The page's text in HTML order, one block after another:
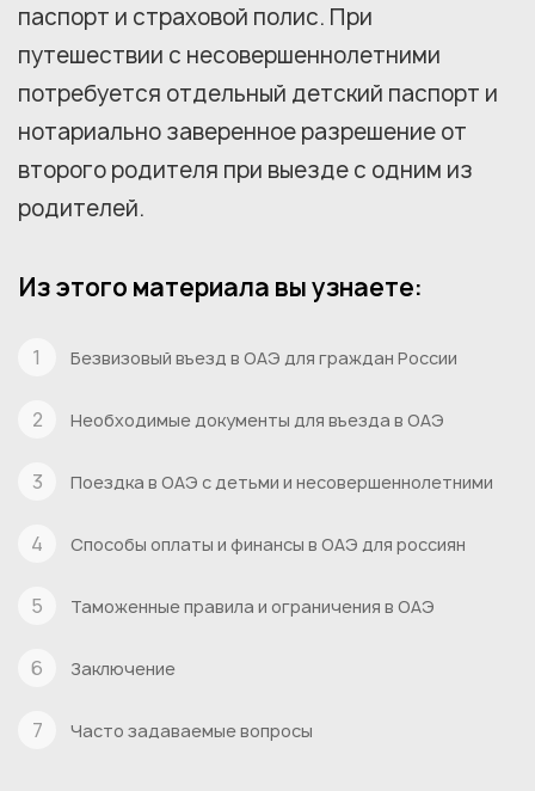
паспорт и страховой полис. При
путешествии с несовершеннолетними
потребуется отдельный детский паспорт и
нотариально заверенное разрешение от
второго родителя при выезде с одним из
родителей.
Из этого материала вы узнаете:
Безвизовый въезд в ОАЭ для граждан России
Необходимые документы для въезда в ОАЭ
Поездка в ОАЭ с детьми и несовершеннолетними
Способы оплаты и финансы в ОАЭ для россиян
Таможенные правила и ограничения в ОАЭ
Заключение
Часто задаваемые вопросы